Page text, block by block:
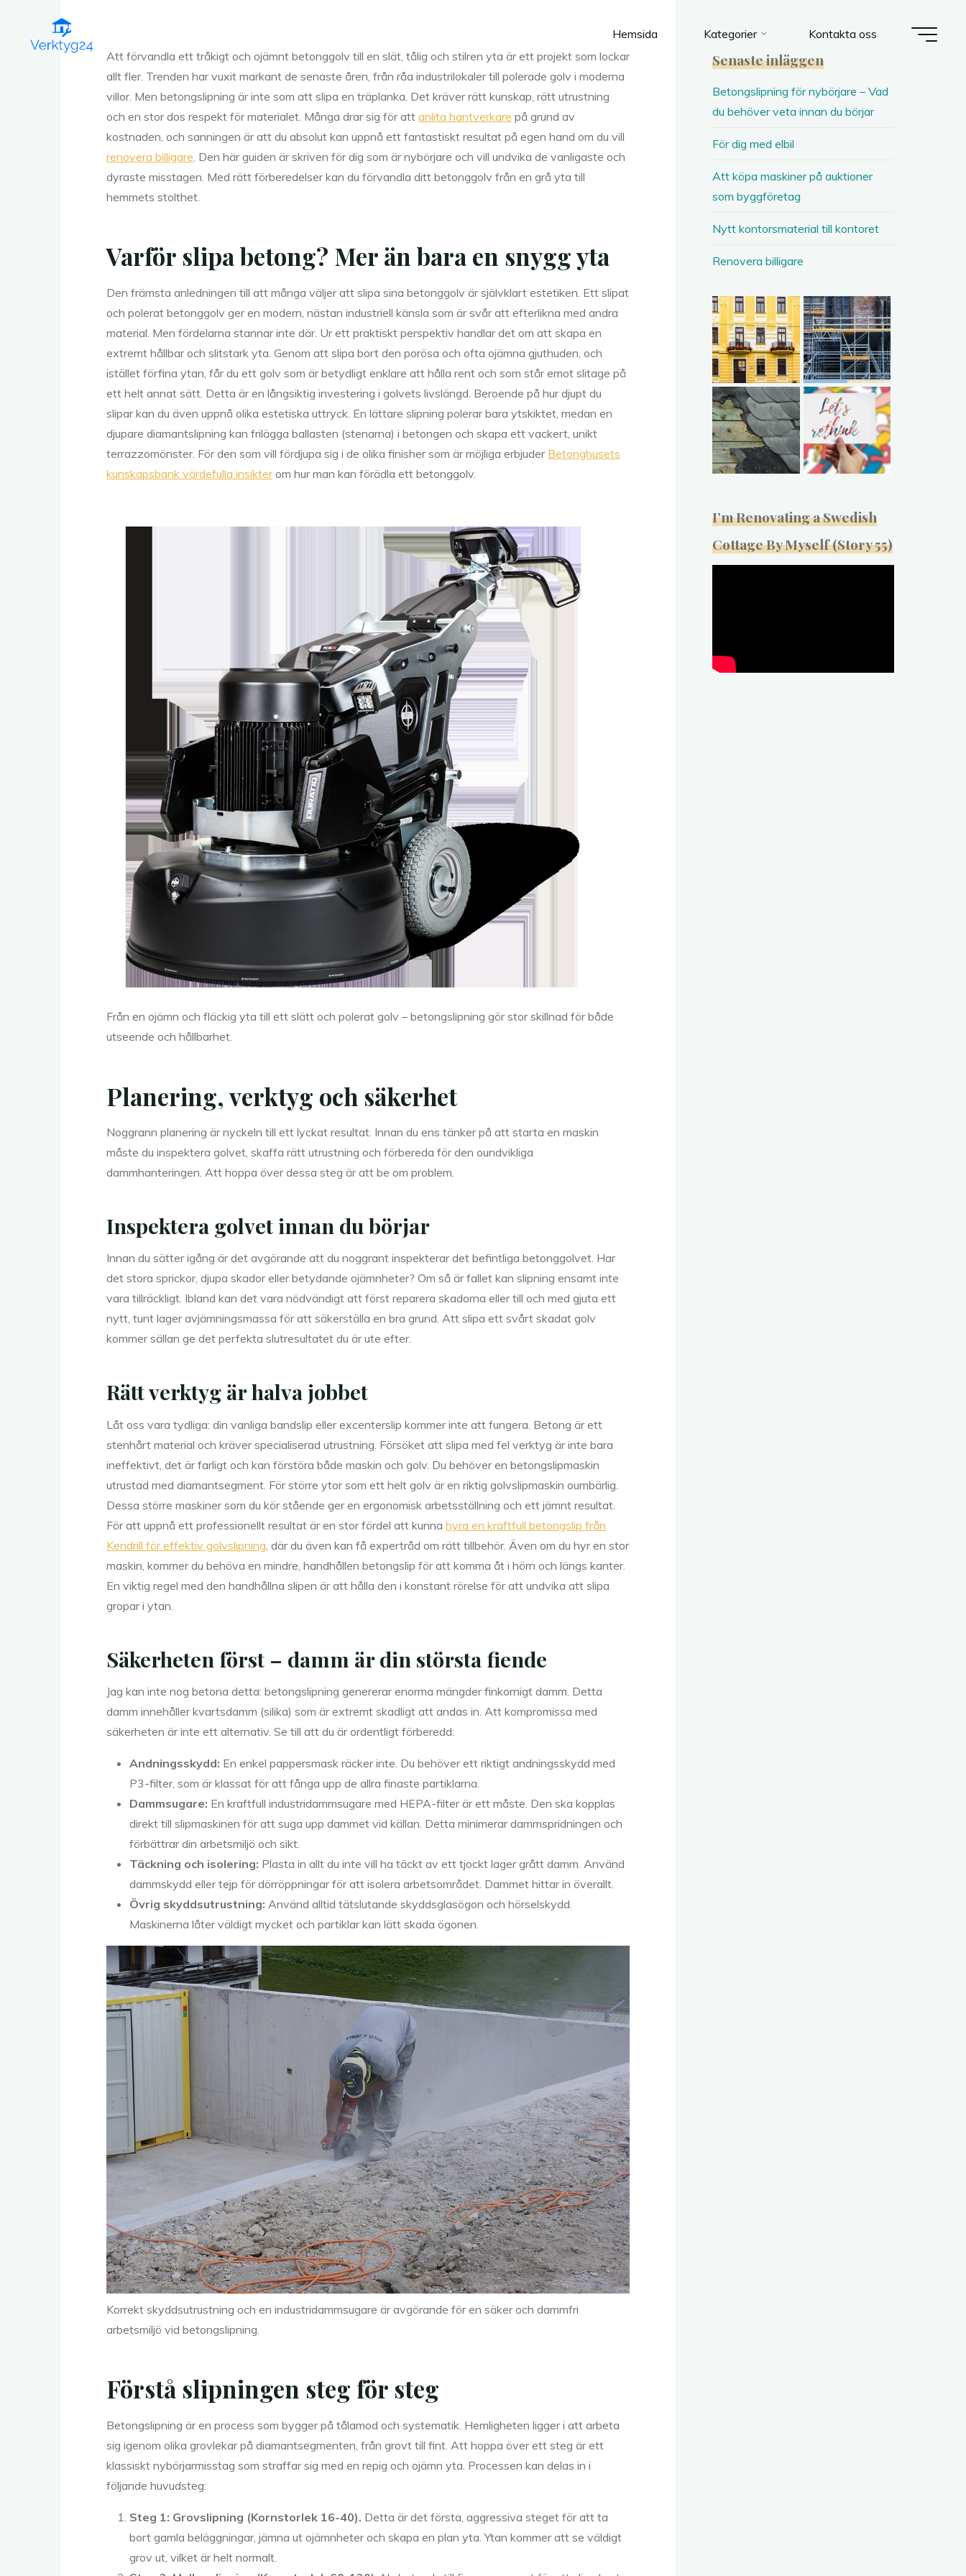
content
Hemsida Kategorier
Kontakta oss
Att förvandla ett tråkigt och ojämnt betonggolv till en slät, tålig och stilren yta är ett projekt som lockar
allt fler. Trenden har vuxit markant de senaste åren, från råa industrilokaler till polerade golv i moderna
villor. Men betongslipning är inte som att slipa en träplanka. Det kräver rätt kunskap, rätt utrustning
och en stor dos respekt för materialet. Många drar sig för att anlita hantverkare på grund av
kostnaden, och sanningen är att du absolut kan uppnå ett fantastiskt resultat på egen hand om du vill
renovera billigare. Den här guiden är skriven för dig som är nybörjare och vill undvika de vanligaste och
dyraste misstagen. Med rätt förberedelser kan du förvandla ditt betonggolv från en grå yta till
hemmets stolthet.
Varför slipa betong? Mer än bara en snygg yta
Den främsta anledningen till att många väljer att slipa sina betonggolv är självklart estetiken. Ett slipat
och polerat betonggolv ger en modern, nästan industriell känsla som är svår att efterlikna med andra
material. Men fördelarna stannar inte där. Ur ett praktiskt perspektiv handlar det om att skapa en
extremt hållbar och slitstark yta. Genom att slipa bort den porösa och ofta ojämna gjuthuden, och
istället förfina ytan, får du ett golv som är betydligt enklare att hålla rent och som står emot slitage på
ett helt annat sätt. Detta är en långsiktig investering i golvets livslängd. Beroende på hur djupt du
slipar kan du även uppnå olika estetiska uttryck. En lättare slipning polerar bara ytskiktet, medan en
djupare diamantslipning kan frilägga ballasten (stenarna) i betongen och skapa ett vackert, unikt
terrazzomönster. För den som vill fördjupa sig i de olika finisher som är möjliga erbjuder Betonghusets
kunskapsbank värdefulla insikterom hur man kan förädla ett betonggolv.
Från en ojämn och fläckig yta till ett slätt och polerat golv – betongslipning gör stor skillnad för både
utseende och hållbarhet.
Planering, verktyg och säkerhet
Noggrann planering är nyckeln till ett lyckat resultat. Innan du ens tänker på att starta en maskin
måste du inspektera golvet, skaffa rätt utrustning och förbereda för den oundvikliga
dammhanteringen. Att hoppa över dessa steg är att be om problem.
Inspektera golvet innan du börjar
Innan du sätter igång är det avgörande att du noggrant inspekterar det befintliga betonggolvet. Har
det stora sprickor, djupa skador eller betydande ojämnheter? Om så är fallet kan slipning ensamt inte
vara tillräckligt. Ibland kan det vara nödvändigt att först reparera skadorna eller till och med gjuta ett
nytt, tunt lager avjämningsmassa för att säkerställa en bra grund. Att slipa ett svårt skadat golv
kommer sällan ge det perfekta slutresultatet du är ute efter.
Rätt verktyg är halva jobbet
Låt oss vara tydliga: din vanliga bandslip eller excenterslip kommer inte att fungera. Betong är ett
stenhårt material och kräver specialiserad utrustning. Försöket att slipa med fel verktyg är inte bara
ineffektivt, det är farligt och kan förstöra både maskin och golv. Du behöver en betongslipmaskin
utrustad med diamantsegment. För större ytor som ett helt golv är en riktig golvslipmaskin oumbärlig.
Dessa större maskiner som du kör stående ger en ergonomisk arbetsställning och ett jämnt resultat.
För att uppnå ett professionellt resultat är en stor fördel att kunna hyra en kraftfull betongslip från
Kendrill för effektiv golvslipning , där du även kan få expertråd om rätt tillbehör. Även om du hyr en stor
maskin, kommer du behöva en mindre, handhållen betongslip för att komma åt i hörn och längs kanter.
En viktig regel med den handhållna slipen är att hålla den i konstant rörelse för att undvika att slipa
gropar i ytan.
Säkerheten först – damm är din största fiende
Jag kan inte nog betona detta: betongslipning genererar enorma mängder finkornigt damm. Detta
damm innehåller kvartsdamm (silika) som är extremt skadligt att andas in. Att kompromissa med
säkerheten är inte ett alternativ. Se till att du är ordentligt förberedd:
Andningsskydd: En enkel pappersmask räcker inte. Du behöver ett riktigt andningsskydd med
P3-filter, som är klassat för att fånga upp de allra finaste partiklarna.
Dammsugare: En kraftfull industridammsugare med HEPA-filter är ett måste. Den ska kopplas
direkt till slipmaskinen för att suga upp dammet vid källan. Detta minimerar dammspridningen och
förbättrar din arbetsmiljö och sikt.
Täckning och isolering: Plasta in allt du inte vill ha täckt av ett tjockt lager grått damm. Använd
dammskydd eller tejp för dörröppningar för att isolera arbetsområdet. Dammet hittar in överallt.
Övrig skyddsutrustning: Använd alltid tätslutande skyddsglasögon och hörselskydd.
Maskinerna låter väldigt mycket och partiklar kan lätt skada ögonen.
Korrekt skyddsutrustning och en industridammsugare är avgörande för en säker och dammfri
arbetsmiljö vid betongslipning.
Förstå slipningen steg för steg
Betongslipning är en process som bygger på tålamod och systematik. Hemligheten ligger i att arbeta
sig igenom olika grovlekar på diamantsegmenten, från grovt till fint. Att hoppa över ett steg är ett
klassiskt nybörjarmisstag som straffar sig med en repig och ojämn yta. Processen kan delas in i
följande huvudsteg:
Steg 1: Grovslipning (Kornstorlek 16-40). Detta är det första, aggressiva steget för att ta
bort gamla beläggningar, jämna ut ojämnheter och skapa en plan yta. Ytan kommer att se väldigt
grov ut, vilket är helt normalt.
Senaste inläggen
Betongslipning för nybörjare – Vad
du behöver veta innan du börjar
För dig med elbil
Att köpa maskiner på auktioner
som byggföretag
Nytt kontorsmaterial till kontoret
Renovera billigare
I’m Renovating a Swedish
Cottage By Myself (Story 55)